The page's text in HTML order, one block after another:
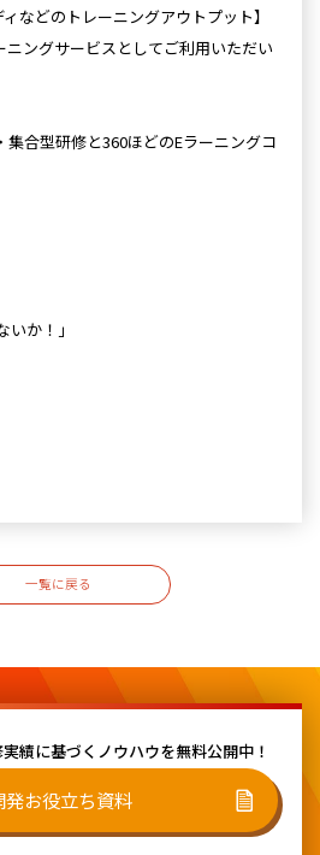
などのトレーニングアウトプット】
ングサービスとしてご利用いただい
合型研修と360ほどのEラーニングコ
いか！」
一覧に戻る
績に基づく ノウハウを無料公開中！
発お役立ち資料